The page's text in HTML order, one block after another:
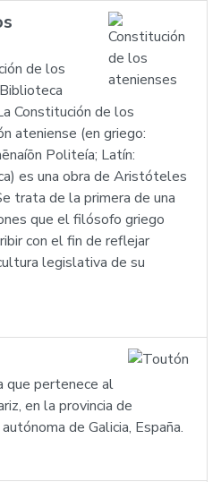
de los
Constitución de los
ateniense (en griego:
Politeía; Latín:
es una obra de Aristóteles
trata de la primera de una
que el filósofo griego
con el fin de reflejar
legislativa de su
que pertenece al
en la provincia de
de Galicia, España.